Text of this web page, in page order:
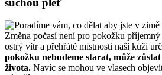
suchou pleť
Změna počasí není pro pokožku
ostrý vítr a přehřáté místnosti naší kůži
pokožku nebudeme starat, může
života. Navíc se mohou ve vlasech